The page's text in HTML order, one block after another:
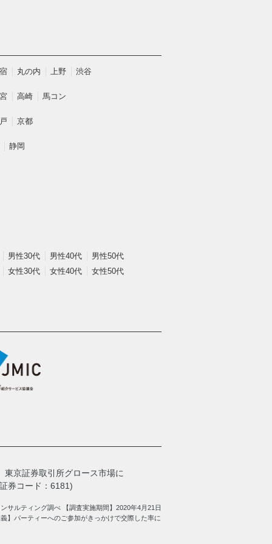
丸の内 上野 渋谷
高崎 馬コン
京都
静岡
男性30代 男性40代
男性50代
女性30代 女性40代 女性50代
東京証券取引所グロース市場に
券コード：6181)
サルティング調べ 【調査実施期間】2020年4月21日
】パーティーへのご参加がきっかけで交際した率に